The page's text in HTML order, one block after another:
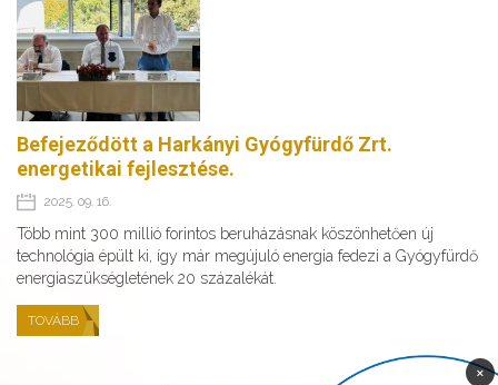
Befejeződött a Harkányi Gyógyfürdő Zrt.
energetikai fejlesztése.
2025. 09. 16.
Több mint 300 millió forintos beruházásnak köszönhetően új
technológia épült ki, így már megújuló energia fedezi a Gyógyfürdő
energiaszükségletének 20 százalékát.
TOVÁBB
×